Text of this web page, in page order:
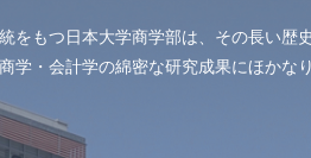
をもつ日本大学商学部は、その長い
学・会計学の綿密な研究成果にほかな